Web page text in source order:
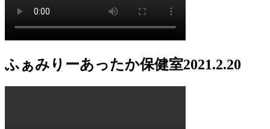
ふぁみりーあったか保健室2021.2.20